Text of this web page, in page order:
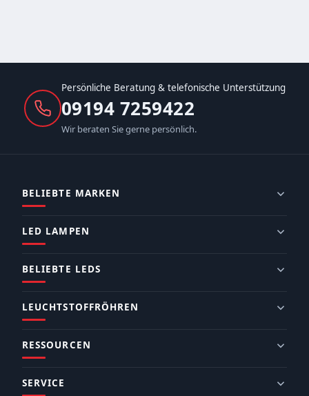
Persönliche Beratung & telefonische Unterstützung
09194 7259422
Wir beraten Sie gerne persönlich.
BELIEBTE MARKEN
LED LAMPEN
BELIEBTE LEDS
LEUCHTSTOFFRÖHREN
RESSOURCEN
SERVICE